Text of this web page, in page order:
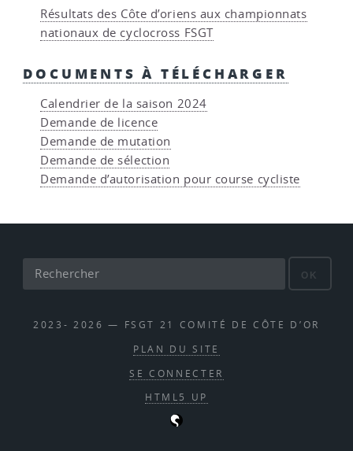
Résultats des Côte d’oriens aux championnats
nationaux de cyclocross FSGT
DOCUMENTS À TÉLÉCHARGER
Calendrier de la saison 2024
Demande de licence
Demande de mutation
Demande de sélection
Demande d’autorisation pour course cycliste
OK
2023- 2026 — FSGT 21 COMITÉ DE CÔTE D’OR
PLAN DU SITE
SE CONNECTER
HTML5 UP